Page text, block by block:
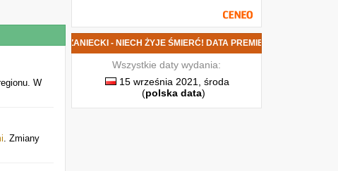
W
. Zmiany
DOBRZANIECKI - NIECH ŻYJE ŚMIERĆ! DATA PREMIERY
Wszystkie daty wydania:
15 września 2021, środa
(polska data)